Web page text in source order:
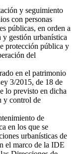
y seguimiento
con personas
públicas, en orden a
gestión urbanística
protección pública y
del
en el patrimonio
3/2015, de 18 de
lo previsto en dicha
y control de
de
en los que se
urbanísticas de
el marco de la IDE